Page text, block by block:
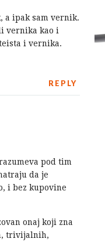
a ipak sam vernik.
vernika kao i
i vernika.
REPLY
pod tim
da je
i bez kupovine
onaj koji zna
trivijalnih,